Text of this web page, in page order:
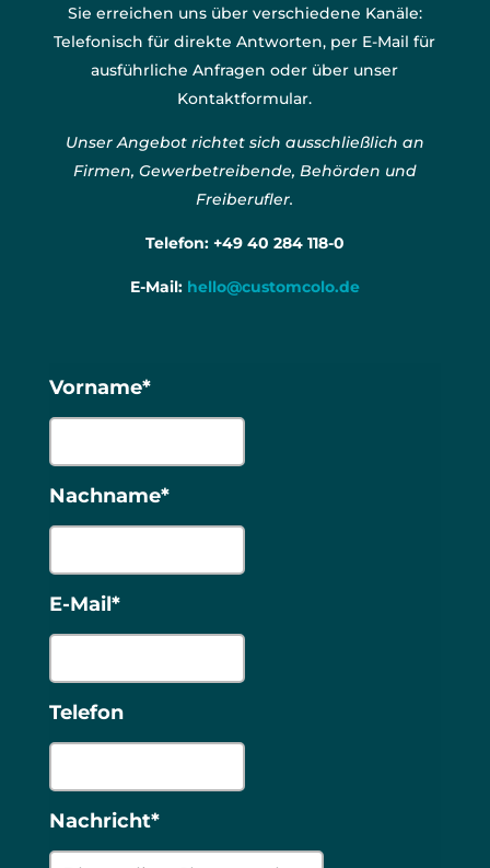
Sie erreichen uns über verschiedene Kanäle:
Telefonisch für direkte Antworten, per E-Mail für
ausführliche Anfragen oder über unser
Kontaktformular.
Unser Angebot richtet sich ausschließlich an
Firmen, Gewerbetreibende, Behörden und
Freiberufler.
Telefon: +49 40 284 118-0
E-Mail: hello@customcolo.de
Vorname*
Nachname*
E-Mail*
Telefon
Nachricht*